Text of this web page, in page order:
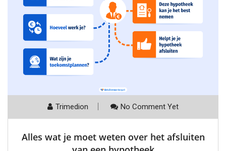
Trimedion No Comment Yet
Alles wat je moet weten over het afsluiten